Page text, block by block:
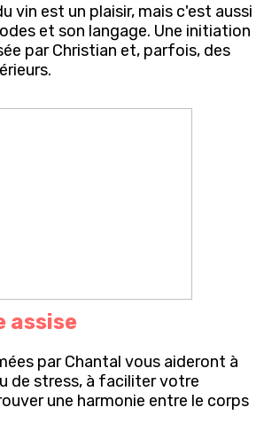
vin est un plaisir, mais c'est aussi
et son langage. Une initiation
par Christian et, parfois, des
assise
par Chantal vous aideront à
de stress, à faciliter votre
une harmonie entre le corps